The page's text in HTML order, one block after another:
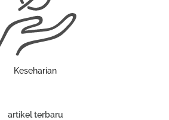
Keseharian
artikel terbaru